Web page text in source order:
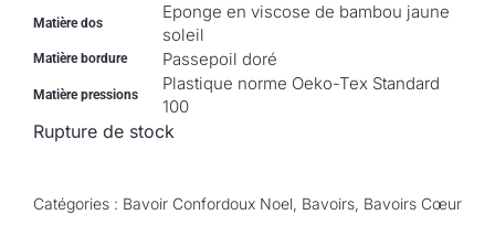
Matière dos
Eponge en viscose de bambou jaune
soleil
Matière bordure Passepoil doré
Matière pressions
Plastique norme Oeko-Tex Standard
100
Rupture de stock
Catégories : Bavoir Confordoux Noel, Bavoirs, Bavoirs Cœur